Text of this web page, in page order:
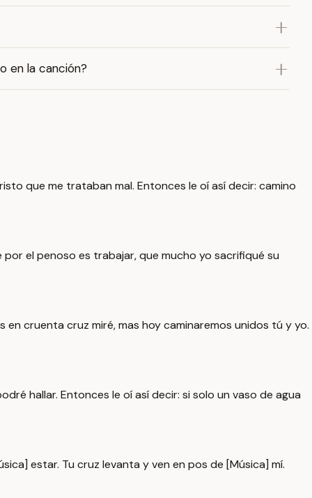
en la canción?
que me trataban mal. Entonces le oí así decir: camino
el penoso es trabajar, que mucho yo sacrifiqué su
cruenta cruz miré, mas hoy caminaremos unidos tú y yo.
hallar. Entonces le oí así decir: si solo un vaso de agua
estar. Tu cruz levanta y ven en pos de [Música] mí.